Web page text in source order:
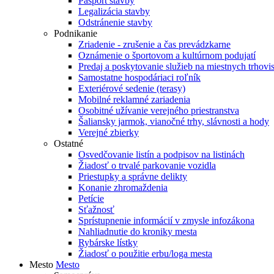
Legalizácia stavby
Odstránenie stavby
Podnikanie
Zriadenie - zrušenie a čas prevádzkarne
Oznámenie o športovom a kultúrnom podujatí
Predaj a poskytovanie služieb na miestnych
Samostatne hospodáriaci roľník
Exteriérové sedenie (terasy)
Mobilné reklamné zariadenia
Osobitné užívanie verejného priestranstva
Šaliansky jarmok, vianočné trhy, slávnosti a hody
Verejné zbierky
Ostatné
Osvedčovanie listín a podpisov na listinách
Žiadosť o trvalé parkovanie vozidla
Priestupky a správne delikty
Konanie zhromaždenia
Petície
Sťažnosť
Sprístupnenie informácií v zmysle infozákona
Nahliadnutie do kroniky mesta
Rybárske lístky
Žiadosť o použitie erbu/loga mesta
Mesto Mesto